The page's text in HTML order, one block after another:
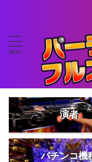
演者
パチンコ機